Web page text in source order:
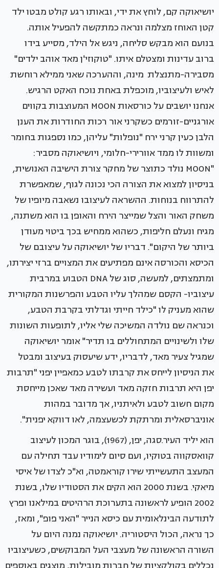
יושיאוקה קם, לוחץ את ידי, ובאותו רגע קולט מבטו ילד
קטן האוחז מצלמה ונראה כמתקשה להפעיל אותה.
בנועם הוא מבקש סליחה, ניגש אל הילד, מסייע בידו
ברוב עדינות ומצטלם איתו. "טוקוזי'ן מאד אוהב ילדים"
מסבירה-מתנצלת מינה, וההערכה שאני ממילא רוחשת
לאיש ולעיצוביו, מוכפלת באחת נוכח האקט הרגיש.
אנחנו יושבים על כורסאות MOON המעוצבות בקווים
אורגניים-זורמים כשקרני אור רכות החודרות את הענן
הלבן כעין קרני ירח "נופלות" עליהן, כמו נספגות בחומר
ומשוות לו ממד אוורירי-חלומי, ויושיאוקה מסביר:
"MOON נולד כתוצר של מחקר צורת הישיבה האנושית,
בניסיון למצוא את הצורה הכי נכונה לגוף, שמאפשרת
להתרווח בנוחות. ההשראה לעיצובו נשאבה מיופיו של
משחק האור והצל שמייצר הירח והאופן בו הוא משתנה,
מגיח ונעלם חליפות, כשהוא ממחיש בכך ביטוי מעודן
ביותר של היקום". דבריו של יושיאוקה על עיצובם של
הכיסא והכורסה אינם מפתיעים את המצויים ברזי יצירתו,
ומתמצתים, למעשה, סוג של DNA הטבוע במרבית
עיצוביו- הקסם שמהלך עליו הטבע והפרשנות המקורית
שהוא מעניק לו "כילד חייתי וגדלתי בקרבת הטבע,
וכנראה שם נולדה המשיכה שלי אליו, לתופעות השונות
שלו ולשינויים המתחוללים בו תדיר" אומר יושיאוקה
שמגיל צעיר מאד, לדבריו, ידע שיעסוק בעיצוב ומבטל
את הניסיון לייחס את קרבתו לטבע כמאפיין יפני "תרבות
יפן היא תרבות חזקה מאד ועשירה מאד שאכן מייחסת
מקום חשוב לטבע ולאיתניו, אך מדובר במהות
אוניברסאלית ומרתקת לכשעצמה, לאו דווקא יפנית".
הוא יליד העיר.סגה, יפן, (1967), בוגר המכון לעיצוב
קוואסקווה בטוקיו, ועם סיום לימודיו עבד תחילה עם
המעצב התעשייתי שירו קוראמטה, וא"כ לצדו של איסי
מיאקי. בשנת 2000 הוא הקים את הסטודיו שלו, בשנת
2002 הופיע לראשונה בתערוכת הרהיטים במילאנו ופרץ
לתודעה הבינלאומית עם כיסא הנייר "האני פופ", ומאז,
כך נראה, הכול היסטוריה. יושיאוקה נמנה היום על
השורה הראשונה של מעצבי העל המבוקשים, כשעיצוביו